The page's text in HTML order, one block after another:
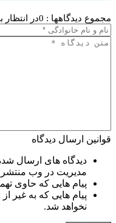
مجموع دیدگاهها : 0 در انتظار
قوانین ارسال دیدگاه
دیدگاه های ارسال
مدیریت در وب
پیام هایی که حاوی
پیام هایی که به غیر
نخواهد شد.